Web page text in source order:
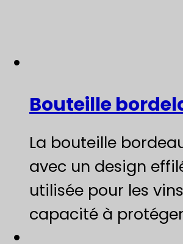
Bouteille
La bouteille
avec un design
utilisée pour les
capacité à